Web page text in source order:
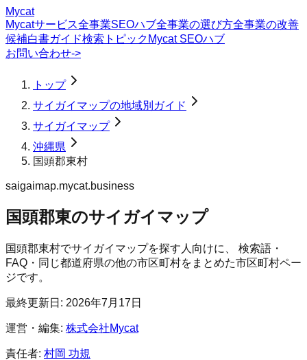
Mycat
Mycatサービス全事業SEOハブ全事業の選び方全事業の改善
候補白書ガイド検索トピック Mycat SEOハブ
お問い合わせ->
トップ
サイガイマップの地域別ガイド
サイガイマップ
沖縄県
国頭郡東村
saigaimap.mycat.business
国頭郡東のサイガイマップ
国頭郡東村でサイガイマップを探す人向けに、 検索語・
FAQ・同じ都道府県の他の市区町村をまとめた市区町村ペー
ジです。
最終更新日: 2026年7月17日
運営・編集: 株式会社Mycat
責任者: 村岡 功規